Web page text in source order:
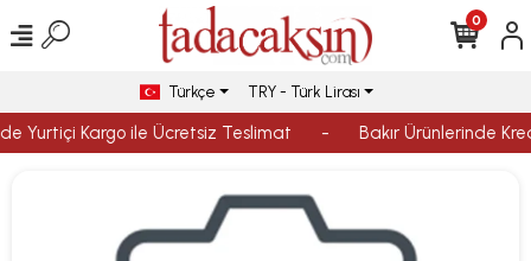
Yurtiçi Kargo ile Ücretsiz Teslimat - Bakır Ürünlerinde
0
Türkçe TRY - Türk Lirası